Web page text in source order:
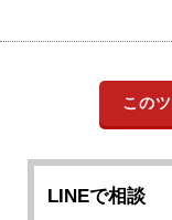
この
LINEで相談